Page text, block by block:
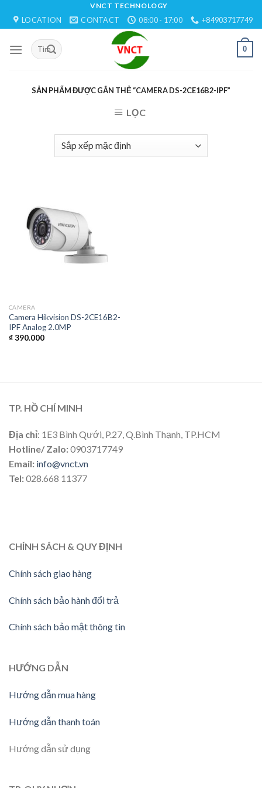
VNCT TECHNOLOGY
LOCATION CONTACT 08:00 - 17:00 +84903717749
0
SẢN PHẨM ĐƯỢC GẮN THẺ “CAMERA DS-2CE16B2-IPF”
LỌC
CAMERA
Camera Hikvision DS-2CE16B2-
IPF Analog 2.0MP
₫390.000
TP. HỒ CHÍ MINH
Địa chỉ: 1E3 Bình Qưới, P.27, Q.Bình Thạnh, TP.HCM
Hotline/ Zalo:0903717749
Email: info@vnct.vn
Tel:028.668 11377
CHÍNH SÁCH & QUY ĐỊNH
Chính sách giao hàng
Chính sách bảo hành đổi trả
Chính sách bảo mật thông tin
HƯỚNG DẪN
Hướng dẫn mua hàng
Hướng dẫn thanh toán
Hướng dẫn sử dụng